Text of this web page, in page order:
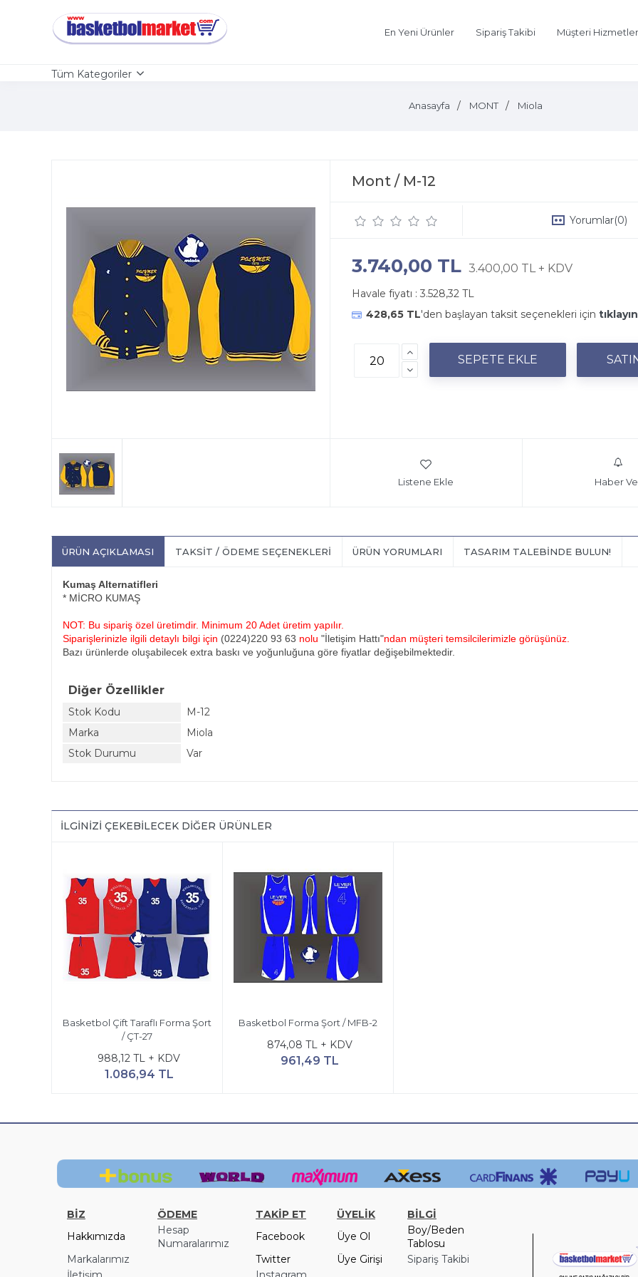
En Yeni Ürünler Sipariş Takibi Müşteri
Tüm Kategoriler
Anasayfa MONT Miola
Mont / M-12
Yorumlar(0)
3.740,00 TL 3.400,00 TL + KDV
Havale fiyatı : 3.528,32 TL
428,65 TL'den başlayan taksit seçenekleri için
Listene Ekle Haber
ÜRÜN AÇIKLAMASI TAKSIT / ÖDEME SEÇENEKLERI ÜRÜN YORUMLARI TASARIM TALEBINDE BULUN!
Kumaş Alternatifleri
* MİCRO KUMAŞ
NOT: Bu sipariş özel üretimdir. Minimum 20 Adet üretim yapılır.
Siparişlerinizle ilgili detaylı bilgi için (0224)220 93 63 nolu "İletişim Hattı"ndan müşteri temsilcilerimizle görüşünüz.
Bazı ürünlerde oluşabilecek extra baskı ve yoğunluğuna göre fiyatlar değişebilmektedir.
Diğer Özellikler
Stok Kodu
M-12
Marka
Miola
Stok Durumu
Var
İLGINIZI ÇEKEBILECEK DIĞER ÜRÜNLER
Basketbol Çift Taraflı Forma Şort
/ ÇT-27
988,12 TL + KDV
1.086,94 TL
Basketbol Forma Şort / MFB-2
874,08 TL + KDV
961,49 TL
BİZ ÖDEME TAKİP ET ÜYELİK
BİLGİ
Hakkımızda
Hesap
Numaralarımız
Facebook Üye Ol
Boy/Beden
Tablosu
Markalarımız
Twitter Üye Girişi
Sipariş Takibi